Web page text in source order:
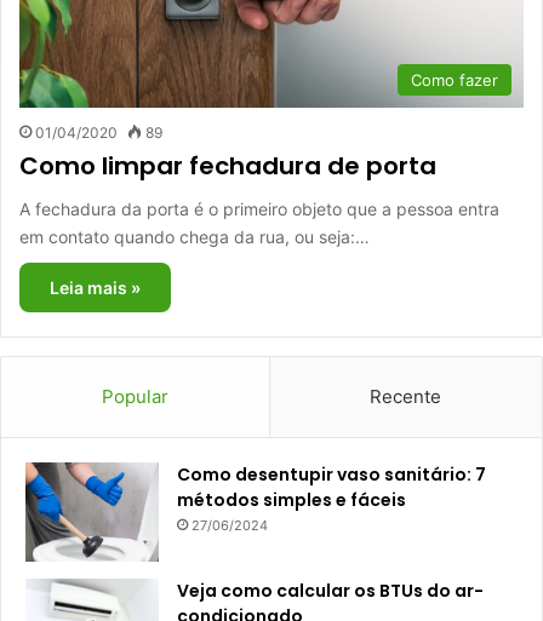
Como fazer
01/04/2020 89
Como limpar fechadura de porta
A fechadura da porta é o primeiro objeto que a pessoa entra
em contato quando chega da rua, ou seja:…
Leia mais »
Popular Recente
Como desentupir vaso sanitário: 7
métodos simples e fáceis
27/06/2024
Veja como calcular os BTUs do ar-